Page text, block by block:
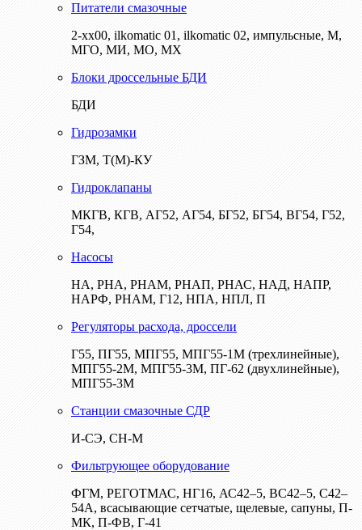
Питатели смазочные
2-хх00, ilkomatic 01, ilkomatic 02, импульсные, М,
МГО, МИ, МО, МХ
Блоки дроссельные БДИ
БДИ
Гидрозамки
ГЗМ, Т(М)-КУ
Гидроклапаны
МКГВ, КГВ, АГ52, АГ54, БГ52, БГ54, ВГ54, Г52,
Г54,
Насосы
НА, РНА, РНАМ, РНАП, РНАС, НАД, НАПР,
НАРФ, РНАМ, Г12, НПА, НПЛ, П
Регуляторы расхода, дроссели
Г55, ПГ55, МПГ55, МПГ55-1М (трехлинейные),
МПГ55-2М, МПГ55-3М, ПГ-62 (двухлинейные),
МПГ55-3М
Станции смазочные СДР
И-СЭ, СН-М
Фильтрующее оборудование
ФГМ, РЕГОТМАС, НГ16, АС42–5, ВС42–5, С42–
54А, всасывающие сетчатые, щелевые, сапуны, П-
МК, П-ФВ, Г-41